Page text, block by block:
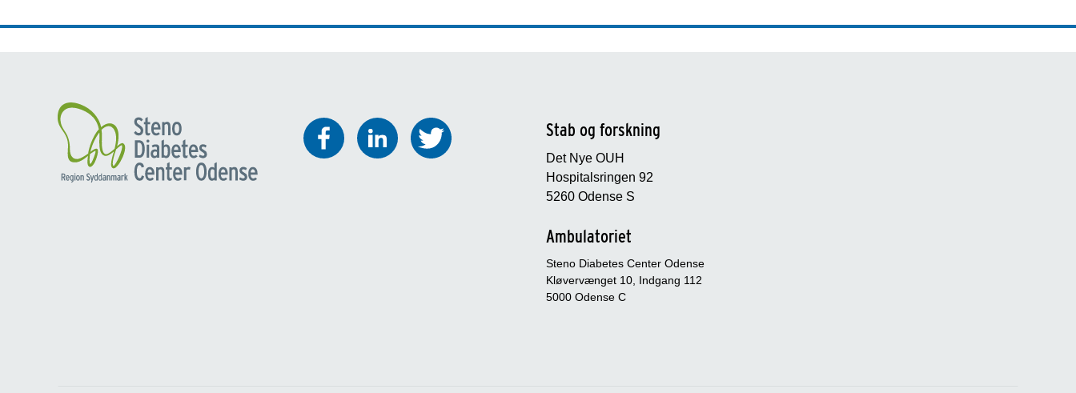
Stab og forskning
Det Nye OUH
Hospitalsringen 92
5260 Odense S
Ambulatoriet
Steno Diabetes Center Odense
Kløvervænget 10, Indgang 112
5000 Odense C